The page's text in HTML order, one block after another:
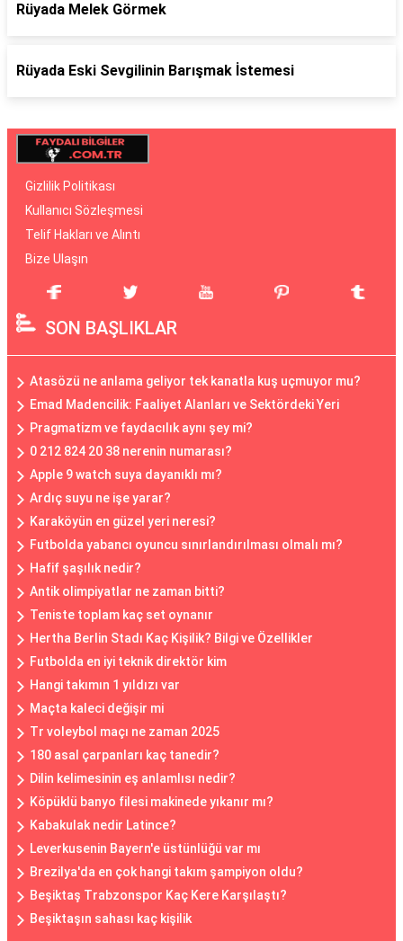
Rüyada Melek Görmek
Rüyada Eski Sevgilinin Barışmak İstemesi
Gizlilik Politikası
Kullanıcı Sözleşmesi
Telif Hakları ve Alıntı
Bize Ulaşın
SON BAŞLIKLAR
Atasözü ne anlama geliyor tek kanatla kuş uçmuyor mu?
Emad Madencilik: Faaliyet Alanları ve Sektördeki Yeri
Pragmatizm ve faydacılık aynı şey mi?
0 212 824 20 38 nerenin numarası?
Apple 9 watch suya dayanıklı mı?
Ardıç suyu ne işe yarar?
Karaköyün en güzel yeri neresi?
Futbolda yabancı oyuncu sınırlandırılması olmalı mı?
Hafif şaşılık nedir?
Antik olimpiyatlar ne zaman bitti?
Teniste toplam kaç set oynanır
Hertha Berlin Stadı Kaç Kişilik? Bilgi ve Özellikler
Futbolda en iyi teknik direktör kim
Hangi takımın 1 yıldızı var
Maçta kaleci değişir mi
Tr voleybol maçı ne zaman 2025
180 asal çarpanları kaç tanedir?
Dilin kelimesinin eş anlamlısı nedir?
Köpüklü banyo filesi makinede yıkanır mı?
Kabakulak nedir Latince?
Leverkusenin Bayern'e üstünlüğü var mı
Brezilya'da en çok hangi takım şampiyon oldu?
Beşiktaş Trabzonspor Kaç Kere Karşılaştı?
Beşiktaşın sahası kaç kişilik